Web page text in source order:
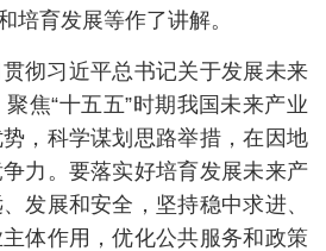
培育发展等作了讲解。
彻习近平总书记关于发展未来
焦“十五五”时期我国未来产业
，科学谋划思路举措，在因地
力。要落实好培育发展未来产
发展和安全，坚持稳中求进、
体作用，优化公共服务和政策